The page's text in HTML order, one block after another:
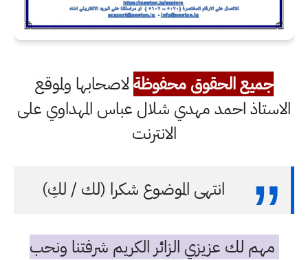
جميع الحقوق محفوظةلاصحابها ولموقع
الاستاذ احمد مهدي شلال عباس المهداوي على
الانترنت
انتهى الموضوع شكرا (لك / لكِ)
مهم لك عزيزي الزائر الكريم شرفتنا ونحب